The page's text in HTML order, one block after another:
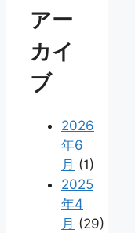
アー
カイ
ブ
2026
年6
月 (1)
2025
年4
月 (29)